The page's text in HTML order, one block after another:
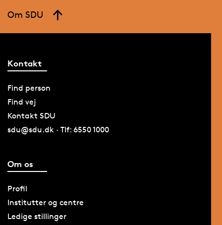
Om SDU
Kontakt
Find person
Find vej
Kontakt SDU
sdu@sdu.dk · Tlf: 6550 1000
Om os
Profil
Institutter og centre
Ledige stillinger